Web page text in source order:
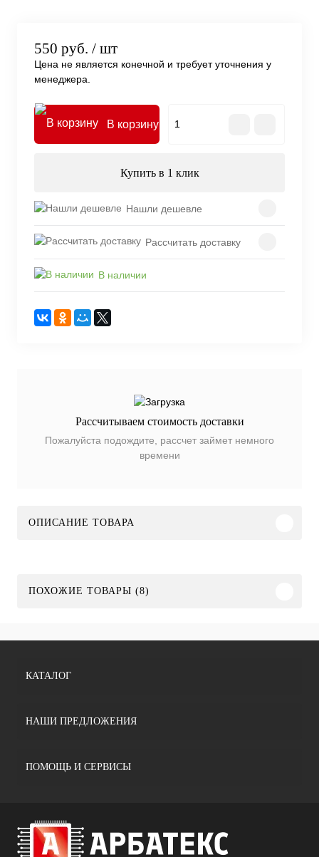
550 руб. / шт
Цена не является конечной и требует уточнения у
менеджера.
В корзину
Купить в 1 клик
Нашли дешевле
Рассчитать доставку
В наличии
Рассчитываем стоимость доставки
Пожалуйста подождите, рассчет займет немного
времени
ОПИСАНИЕ ТОВАРА
ПОХОЖИЕ ТОВАРЫ (8)
КАТАЛОГ
НАШИ ПРЕДЛОЖЕНИЯ
ПОМОЩЬ И СЕРВИСЫ